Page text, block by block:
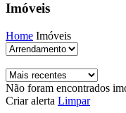
Imóveis
Home Imóveis
Não foram encontrados
Criar alerta Limpar